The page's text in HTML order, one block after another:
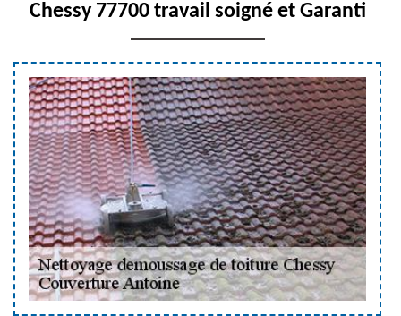
Chessy 77700 travail soigné et Garanti